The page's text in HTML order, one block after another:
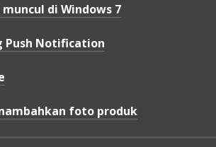
di Windows 7
Push Notification
foto produk